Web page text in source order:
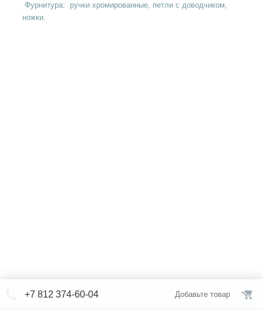
Фурнитура: ручки хромированные, петли с доводчиком,
ножки.
+7 812 374-60-04 Добавьте товар